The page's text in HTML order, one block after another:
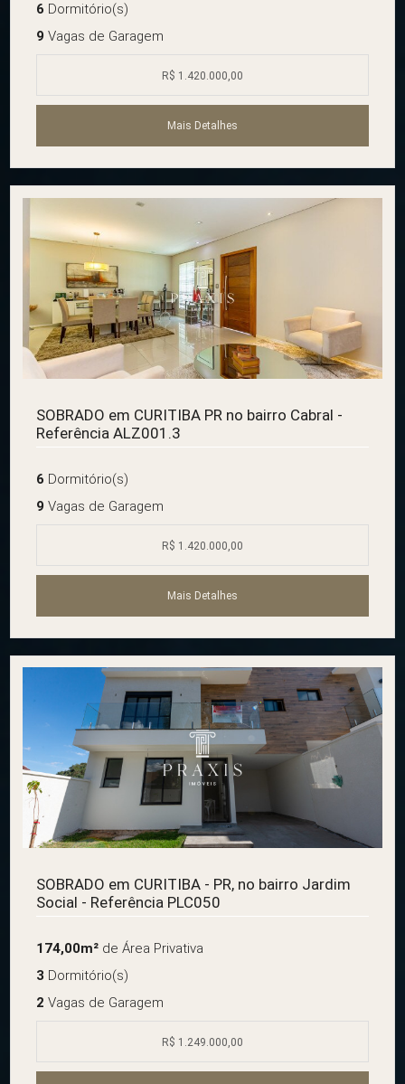
6 Dormitório(s)
9 Vagas de Garagem
R$ 1.420.000,00
Mais Detalhes
SOBRADO em CURITIBA PR no bairro Cabral -
Referência ALZ001.3
6 Dormitório(s)
9 Vagas de Garagem
R$ 1.420.000,00
Mais Detalhes
SOBRADO em CURITIBA - PR, no bairro Jardim
Social - Referência PLC050
174,00m²de Área Privativa
3 Dormitório(s)
2 Vagas de Garagem
R$ 1.249.000,00